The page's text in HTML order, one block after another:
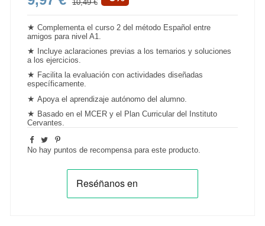
10,49 €
★ Complementa el curso 2 del método Español entre
amigos para nivel A1.
★
Incluye aclaraciones previas a los temarios y soluciones
a los ejercicios.
★ Facilita la evaluación con actividades diseñadas
específicamente.
★ Apoya elaprendizaje autónomo del alumno.
★ Basado en el MCER y el Plan Curricular del Instituto
Cervantes.
No hay puntos de recompensa para este producto.